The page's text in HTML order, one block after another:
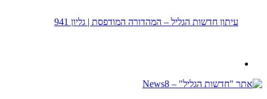
עיתון חדשות הגליל – המהדורה המודפסת | גליון 941